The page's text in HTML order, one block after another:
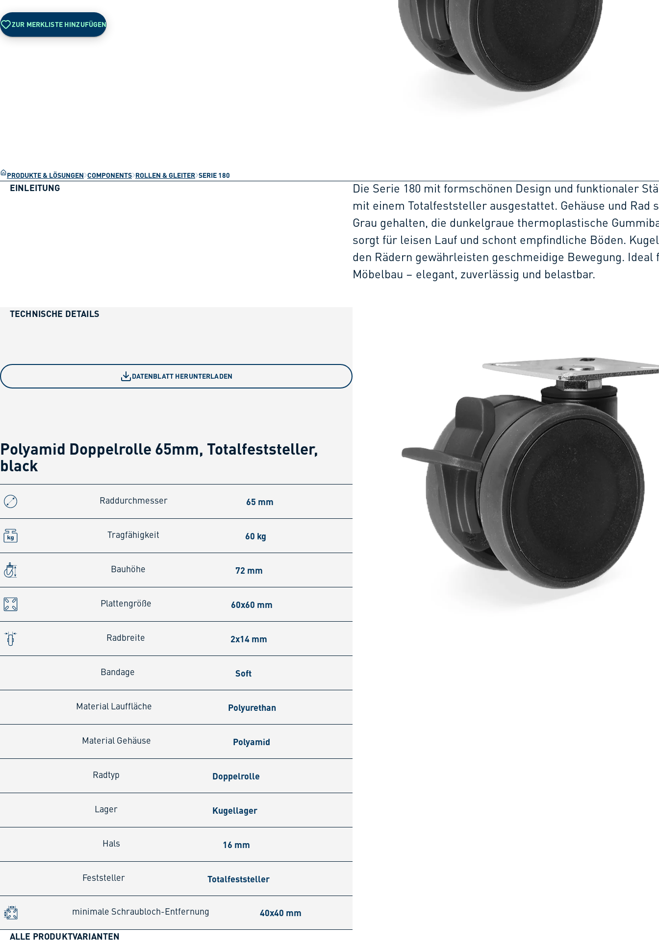
ZUR MERKLISTE HINZUFÜGEN
PRODUKTE & LÖSUNGEN COMPONENTS ROLLEN & GLEITER SERIE 180
EINLEITUNG
Die Serie 180 mit formschönen Design und funktionaler
mit einem Totalfeststeller ausgestattet. Gehäuse und Rad
Grau gehalten, die dunkelgraue thermoplastische
sorgt für leisen Lauf und schont empfindliche Böden.
den Rädern gewährleisten geschmeidige Bewegung. Ideal
Möbelbau – elegant, zuverlässig und belastbar.
TECHNISCHE DETAILS
DATENBLATT HERUNTERLADEN
Polyamid Doppelrolle 65mm, Totalfeststeller,
black
Raddurchmesser 65 mm
Tragfähigkeit 60 kg
Bauhöhe 72 mm
Plattengröße 60x60 mm
Radbreite 2x14 mm
Bandage Soft
Material Lauffläche Polyurethan
Material Gehäuse Polyamid
Radtyp Doppelrolle
Lager Kugellager
Hals 16 mm
Feststeller Totalfeststeller
minimale Schraubloch-Entfernung 40x40 mm
ALLE PRODUKTVARIANTEN